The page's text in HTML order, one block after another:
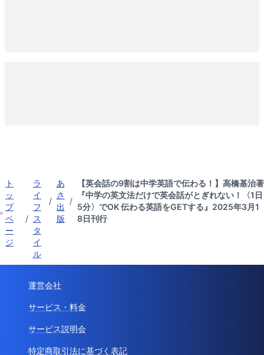
ト
ッ
プ
ペ
ー
ジ
/
ラ
イ
フ
ス
タ
イ
ル
/
あ
さ
出
版
/
【英会話の9割は中学英語で伝わる！】高橋基治著
『中学の英文法だけで英会話がとぎれない！〈1日
5分〉でOK 伝わる英語をGETする』2025年3月1
8日刊行
運営会社
サービス・料金
サービス説明会
特定商取引法に基づく表記